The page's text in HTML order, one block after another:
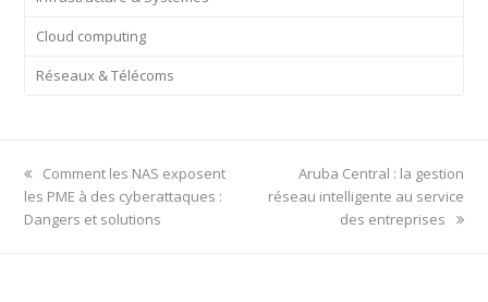
Cloud computing
Réseaux & Télécoms
previous
post:
Comment les NAS exposent
les PME à des cyberattaques :
Dangers et solutions
next
post:
Aruba Central : la gestion
réseau intelligente au service
des entreprises